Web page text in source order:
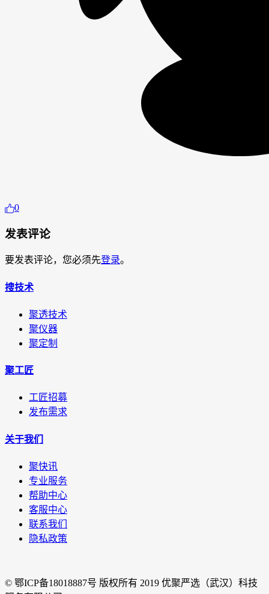
0
发表评论
要发表评论，您必须先登录。
搜技术
聚透技术
聚仪器
聚定制
聚工匠
工匠招募
发布需求
关于我们
聚快讯
专业服务
帮助中心
客服中心
联系我们
隐私政策
© 鄂ICP备18018887号 版权所有 2019 优聚严选（武汉）科技